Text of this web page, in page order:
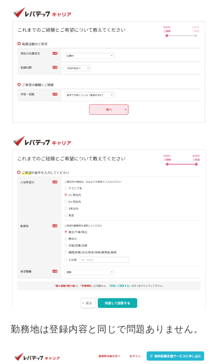
勤務地は登録内容と同じで問題ありません。